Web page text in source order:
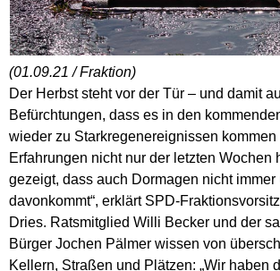
(01.09.21 / Fraktion)
Der Herbst steht vor der Tür – und damit
Befürchtungen, dass es in den
wieder zu Starkregenereignissen kommen
Erfahrungen nicht nur der letzten Wochen
gezeigt, dass auch Dormagen nicht
davonkommt“, erklärt SPD-
Dries. Ratsmitglied Willi Becker und der
Bürger Jochen Pälmer wissen von
Kellern, Straßen und Plätzen: „Wir haben